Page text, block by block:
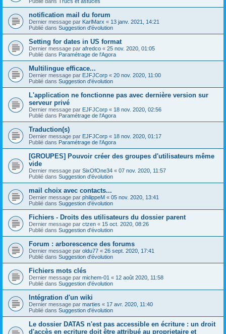
notification mail du forum
Dernier message par KarlMarx « 13 janv. 2021, 14:21
Publié dans Suggestion d'évolution
Setting for dates in US format
Dernier message par afredco « 25 nov. 2020, 01:05
Publié dans Paramétrage de l'Agora
Multilingue efficace...
Dernier message par EJFJCorp « 20 nov. 2020, 11:00
Publié dans Suggestion d'évolution
L'application ne fonctionne pas avec dernière version sur
serveur privé
Dernier message par EJFJCorp « 18 nov. 2020, 02:56
Publié dans Paramétrage de l'Agora
Traduction(s)
Dernier message par EJFJCorp « 18 nov. 2020, 01:17
Publié dans Paramétrage de l'Agora
[GROUPES] Pouvoir créer des groupes d'utilisateurs même
vide
Dernier message par SixOfOne34 « 07 nov. 2020, 11:57
Publié dans Suggestion d'évolution
mail choix avec contacts...
Dernier message par philippeM « 05 nov. 2020, 13:41
Publié dans Suggestion d'évolution
Fichiers - Droits des utilisateurs du dossier parent
Dernier message par ctzen « 15 oct. 2020, 08:26
Publié dans Suggestion d'évolution
Forum : arborescence des forums
Dernier message par oldu77 « 26 sept. 2020, 17:41
Publié dans Suggestion d'évolution
Fichiers mots clés
Dernier message par michem-01 « 12 août 2020, 11:58
Publié dans Suggestion d'évolution
Intégration d'un wiki
Dernier message par marties « 17 avr. 2020, 11:40
Publié dans Suggestion d'évolution
Le dossier DATAS n'est pas accessible en écriture : un droit
d'accès en ecriture doit être attribué au proprietaire et